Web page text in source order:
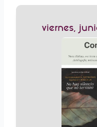
viernes,